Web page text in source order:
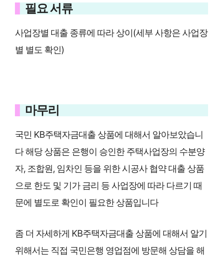
필요 서류
사업장별 대출 종류에 따라 상이(세부 사항은 사업장
별 별도 확인)
마무리
국민 KB주택자금대출 상품에 대해서 알아보았습니
다 해당 상품은 은행이 승인한 주택사업장의 수분양
자, 조합원, 임차인 등을 위한 시공사 협약 대출 상품
으로 한도 및 기가 금리 등 사업장에 따라 다르기 때
문에 별도로 확인이 필요한 상품입니다
좀 더 자세하게 KB주택자금대출 상품에 대해서 알기
위해서는 직접 국민은행 영업점에 방문해 상담을 해